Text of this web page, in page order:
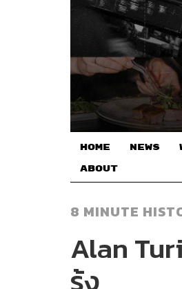
HOME NEWS
ABOUT
8 MINUTE
Alan